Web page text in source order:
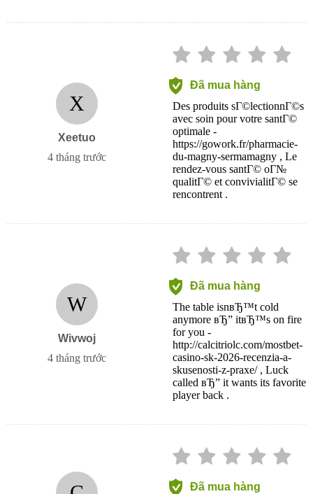
X
Xeetuo
4 tháng trước
Đã mua hàng
Des produits sГ©lectionnГ©s
avec soin pour votre santГ©
optimale -
https://gowork.fr/pharmacie-
du-magny-sermamagny , Le
rendez-vous santГ© oГ№
qualitГ© et convivialitГ© se
rencontrent .
W
Wivwoj
4 tháng trước
Đã mua hàng
The table isnвЂ™t cold
anymore вЂ” itвЂ™s on fire
for you -
http://calcitriolc.com/mostbet-
casino-sk-2026-recenzia-a-
skusenosti-z-praxe/ , Luck
called вЂ” it wants its favorite
player back .
Đã mua hàng